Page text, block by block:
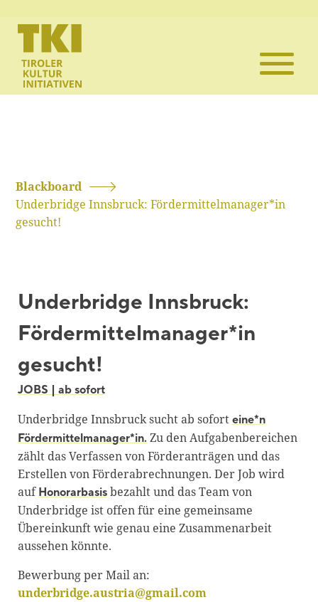
Blackboard
Underbridge Innsbruck: Fördermittelmanager*in
gesucht!
Underbridge Innsbruck:
Fördermittelmanager*in
gesucht!
JOBS | ab sofort
Underbridge Innsbruck sucht ab sofort eine*n
Fördermittelmanager*in.Zu den Aufgabenbereichen
zählt das Verfassen von Förderanträgen und das
Erstellen von Förderabrechnungen. Der Job wird
auf Honorarbasisbezahlt und das Team von
Underbridge ist offen für eine gemeinsame
Übereinkunft wie genau eine Zusammenarbeit
aussehen könnte.
Bewerbung per Mail an:
underbridge.austria@gmail.com
Die TKI
Mitglieder
Projekte
Kontakt
Blackboard
Newsletter
Glossar
Downloads
Suche